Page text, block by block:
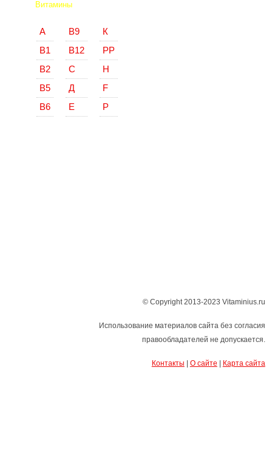
Витамины
А
В1
В2
В5
В6
В9
В12
С
Д
Е
К
РР
Н
F
Р
© Copyright 2013-2023 Vitaminius.ru
Использование материалов сайта без согласия
правообладателей не допускается.
Контакты | О сайте | Карта сайта